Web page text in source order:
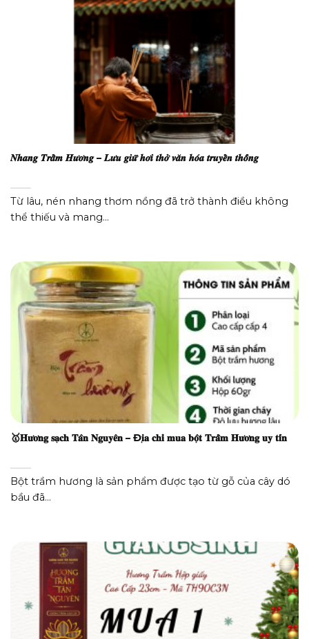
𝑵𝒉𝒂𝒏𝒈 𝑻𝒓𝒂̂̀𝒎 𝑯𝒖̛𝒐̛𝒏𝒈 – 𝑳𝒖̛𝒖 𝒈𝒊𝒖̛̃ 𝒉𝒐̛𝒊 𝒕𝒉𝒐̛̉ 𝒗𝒂̆𝒏 𝒉𝒐́𝒂 𝒕𝒓𝒖𝒚𝒆̂̀𝒏 𝒕𝒉𝒐̂́𝒏𝒈
Từ lâu, nén nhang thơm nồng đã trở thành điều không
thể thiếu và mang...
🥇𝐇𝐮̛𝐨̛𝐧𝐠 𝐬𝐚̣𝐜𝐡 𝐓𝐚̂𝐧 𝐍𝐠𝐮𝐲𝐞̂𝐧 – Đ𝐢̣𝐚 𝐜𝐡𝐢̉ 𝐦𝐮𝐚 𝐛𝐨̣̂𝐭 𝐓𝐫𝐚̂̀𝐦 𝐇𝐮̛𝐨̛𝐧𝐠 𝐮𝐲 𝐭𝐢́𝐧
Bột trầm hương là sản phẩm được tạo từ gỗ của cây dó
bầu đã...